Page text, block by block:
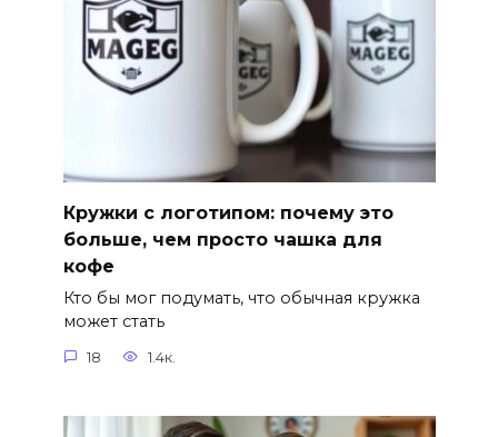
Кружки с логотипом: почему это
больше, чем просто чашка для
кофе
Кто бы мог подумать, что обычная кружка
может стать
18 1.4к.